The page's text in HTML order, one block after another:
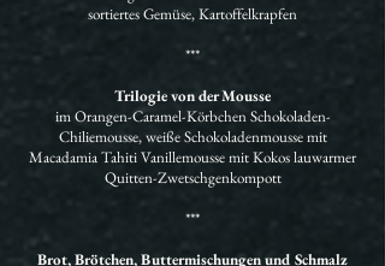
sortiertes Gemüse, Kartoffelkrapfen
***
Trilogie von der Mousse
im Orangen-Caramel-Körbchen Schokoladen-
Chiliemousse, weiße Schokoladenmousse mit
Macadamia Tahiti Vanillemousse mit Kokos lauwarmer
Quitten-Zwetschgenkompott
***
Brot, Brötchen, Buttermischungen und Schmalz